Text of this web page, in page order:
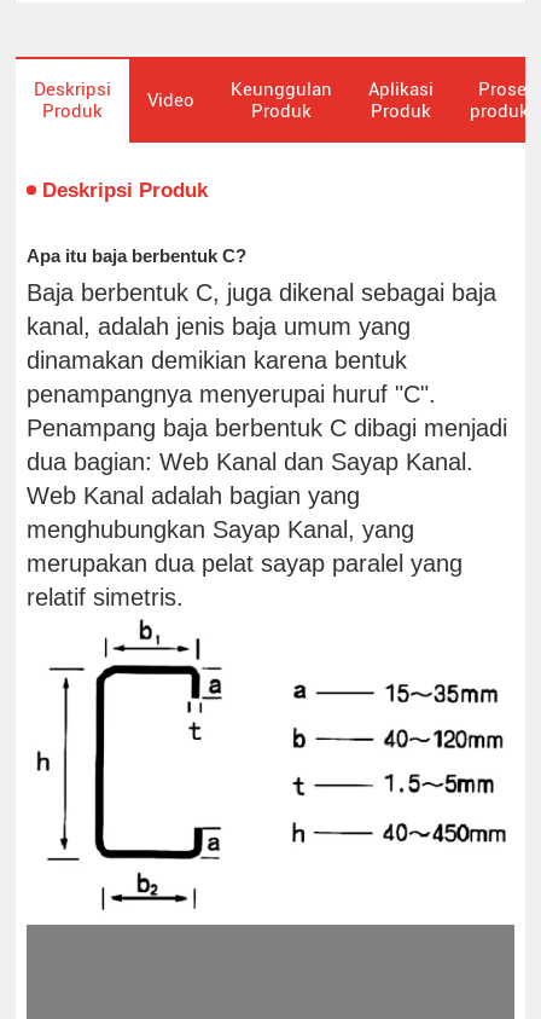
Deskripsi
Produk
Video
Keunggulan
Produk
Aplikasi
Produk
Proses
Deskripsi Produk
Apa itu baja berbentuk C?
Baja berbentuk C, juga dikenal sebagai baja
kanal, adalah jenis baja umum yang
dinamakan demikian karena bentuk
penampangnya menyerupai huruf "C".
Penampang baja berbentuk C dibagi menjadi
dua bagian: Web Kanal dan Sayap Kanal.
Web Kanal adalah bagian yang
menghubungkan Sayap Kanal, yang
merupakan dua pelat sayap paralel yang
relatif simetris.